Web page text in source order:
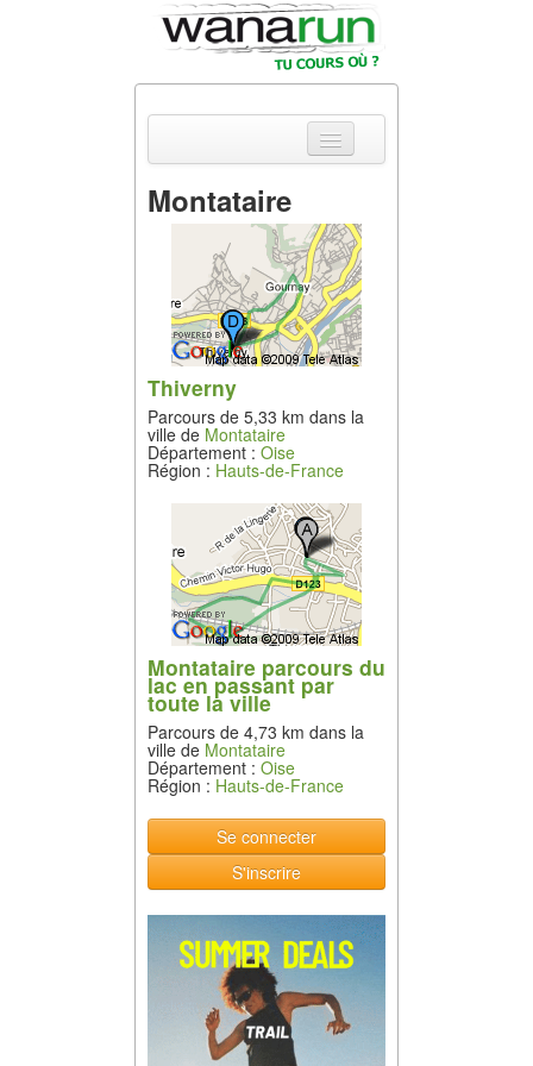
Actualités
Equipements &
Tests
Parcours &
Courses
Outils & Réseaux
Montataire
Thiverny
Parcours de 5,33 km dans la
ville de Montataire
Département : Oise
Région : Hauts-de-France
Montataire parcours du
lac en passant par
toute la ville
Parcours de 4,73 km dans la
ville de Montataire
Département : Oise
Région : Hauts-de-France
Se connecter
S'inscrire